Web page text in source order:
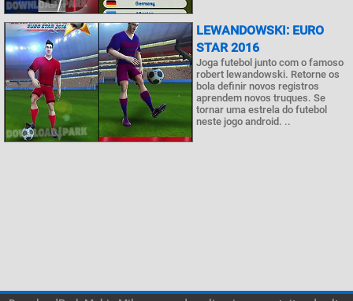
LEWANDOWSKI: EURO
STAR 2016
Joga futebol junto com o famoso
robert lewandowski. Retorne os
bola definir novos registros
aprendem novos truques. Se
tornar uma estrela do futebol
neste jogo android. ..